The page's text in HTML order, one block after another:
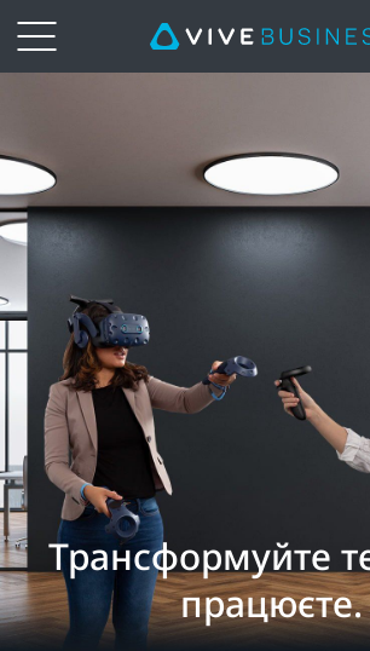
Бізнес
Ukraine
-
VR
для
бизнеса
Хай
живе
Трансформуйте
працюєте.